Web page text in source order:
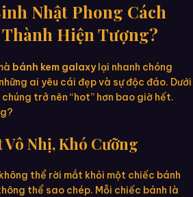
Nhật Phong Cách
Hiện Tượng?
bánh kem galaxylại nhanh chóng
ai yêu cái đẹp và sự độc đáo. Dưới
trở nên “hot” hơn bao giờ hết.
Nhị, Khó Cưỡng
thể rời mắt khỏi một chiếc bánh
thể sao chép. Mỗi chiếc bánh là